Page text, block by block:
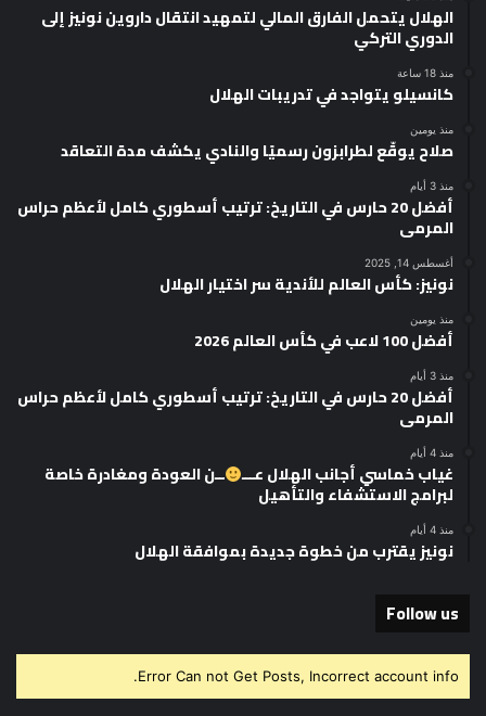
الهلال يتحمل الفارق المالي لتمهيد انتقال داروين نونيز إلى
الدوري التركي
منذ 18 ساعة
كانسيلو يتواجد في تدريبات الهلال
منذ يومين
صلاح يوقّع لطرابزون رسميًا والنادي يكشف مدة التعاقد
منذ 3 أيام
أفضل 20 حارس في التاريخ: ترتيب أسطوري كامل لأعظم حراس
المرمى
أغسطس 14, 2025
نونيز: كأس العالم للأندية سر اختيار الهلال
منذ يومين
أفضل 100 لاعب في كأس العالم 2026
منذ 3 أيام
أفضل 20 حارس في التاريخ: ترتيب أسطوري كامل لأعظم حراس
المرمى
منذ 4 أيام
غياب خماسي أجانب الهلال عـــ ــن العودة ومغادرة خاصة
لبرامج الاستشفاء والتأهيل
منذ 4 أيام
نونيز يقترب من خطوة جديدة بموافقة الهلال
Follow us
Error Can not Get Posts, Incorrect account info.